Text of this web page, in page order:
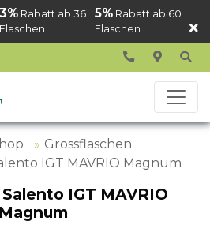
3% Rabatt ab 36
Flaschen
5%Rabatt ab 60
Flaschen
Grossflaschen
IGT MAVRIO Magnum
IGT MAVRIO
Magnum